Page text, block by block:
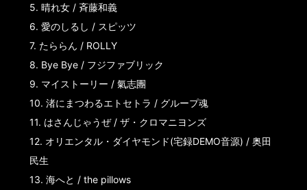
5. 晴れ女 / 斉藤和義
6. 愛のしるし / スピッツ
7. たららん / ROLLY
8. Bye Bye / フジファブリック
9. マイストーリー / 氣志團
10. 渚にまつわるエトセトラ / グループ魂
11. はさんじゃうぜ / ザ・クロマニヨンズ
12. オリエンタル・ダイヤモンド(宅録DEMO音源) / 奥田
民生
13. 海へと / the pillows